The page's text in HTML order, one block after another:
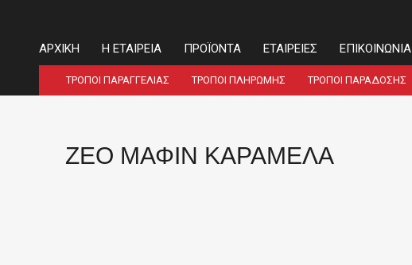
ΑΡΧΙΚΉ Η ΕΤΑΙΡΕΊΑ ΠΡΟΪΌΝΤΑ ΕΤΑΙΡΕΊΕΣ ΕΠΙΚΟΙΝΩΝΊΑ
ΤΡΌΠΟΙ ΠΑΡΑΓΓΕΛΊΑΣ ΤΡΌΠΟΙ ΠΛΗΡΩΜΉΣ ΤΡΌΠΟΙ ΠΑΡΆΔΟΣΗΣ
ΖΕΟ ΜΑΦΙΝ ΚΑΡΑΜΕΛΑ